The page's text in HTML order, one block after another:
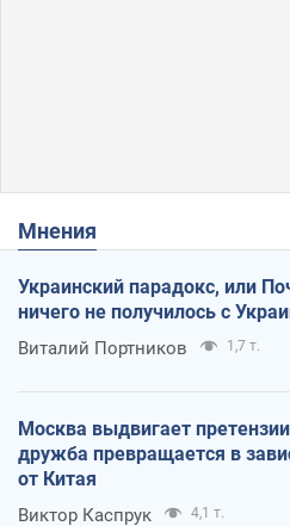
Мнения
Украинский парадокс, или
ничего не получилось с
Виталий Портников 1,7 т.
Москва выдвигает
дружба превращается в
от Китая
Виктор Каспрук 4,1 т.